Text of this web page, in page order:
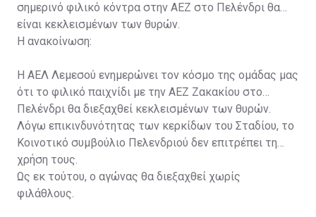
σημερινό φιλικό κόντρα στην ΑΕΖ στο Πελένδρι θα
είναι κεκλεισμένων των θυρών.
Η ανακοίνωση:
Η ΑΕΛ Λεμεσού ενημερώνει τον κόσμο της ομάδας μας
ότι το φιλικό παιχνίδι με την ΑΕΖ Ζακακίου στο
Πελένδρι θα διεξαχθεί κεκλεισμένων των θυρών.
Λόγω επικινδυνότητας των κερκίδων του Σταδίου, το
Κοινοτικό συμβούλιο Πελενδριού δεν επιτρέπει τη
χρήση τους.
Ως εκ τούτου, ο αγώνας θα διεξαχθεί χωρίς
φιλάθλους.